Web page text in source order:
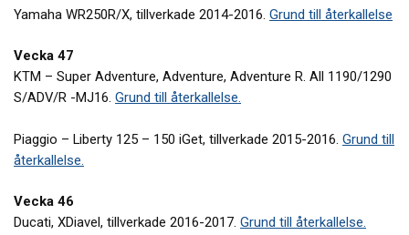
Yamaha WR250R/X, tillverkade 2014-2016. Grund till återkallelse
Vecka 47
KTM – Super Adventure, Adventure, Adventure R. All 1190/1290
S/ADV/R -MJ16. Grund till återkallelse.
Piaggio – Liberty 125 – 150 iGet, tillverkade 2015-2016. Grund till
återkallelse.
Vecka 46
Ducati, XDiavel, tillverkade 2016-2017. Grund till återkallelse.